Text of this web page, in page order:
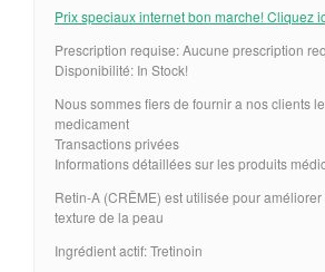
Prix speciaux internet bon marche! Cliquez
Prescription requise: Aucune prescription
Disponibilité: In Stock!
Nous sommes fiers de fournir a nos clients
medicament
Transactions privées
Informations détaillées sur les produits
Retin-A (CRÊME) est utilisée pour améliorer
texture de la peau
Ingrédient actif: Tretinoin